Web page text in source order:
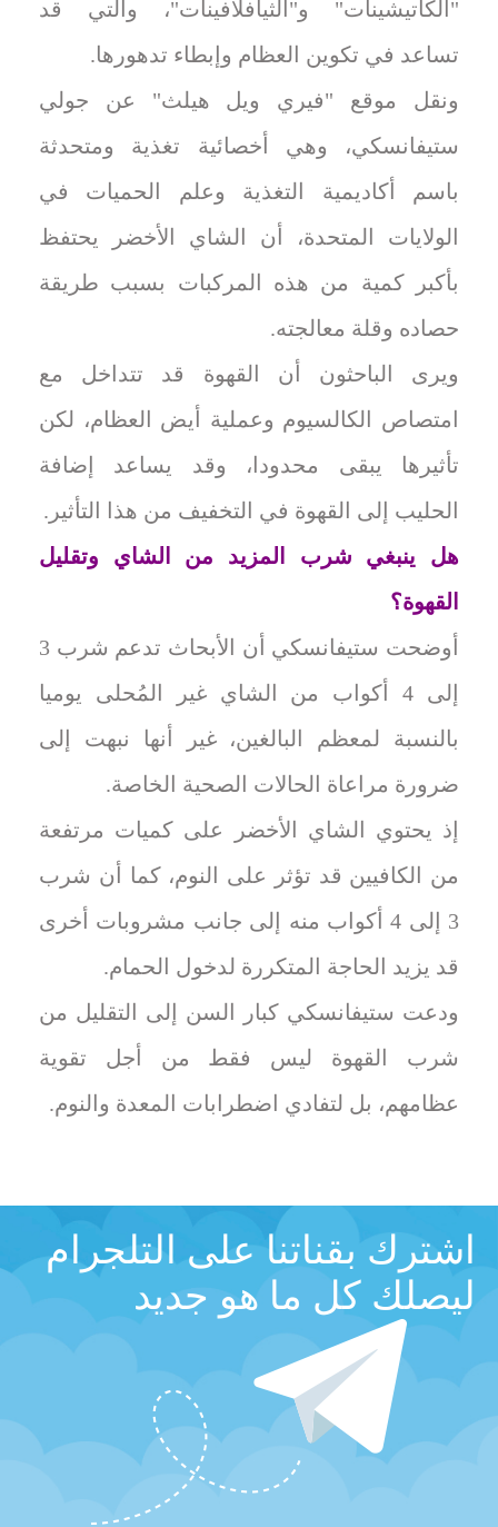
"الكاتيشينات" و"الثيافلافينات"، والتي قد
تساعد في تكوين العظام وإبطاء تدهورها.
ونقل موقع "فيري ويل هيلث" عن جولي
ستيفانسكي، وهي أخصائية تغذية ومتحدثة
باسم أكاديمية التغذية وعلم الحميات في
الولايات المتحدة، أن الشاي الأخضر يحتفظ
بأكبر كمية من هذه المركبات بسبب طريقة
حصاده وقلة معالجته.
ويرى الباحثون أن القهوة قد تتداخل مع
امتصاص الكالسيوم وعملية أيض العظام، لكن
تأثيرها يبقى محدودا، وقد يساعد إضافة
الحليب إلى القهوة في التخفيف من هذا التأثير.
هل ينبغي شرب المزيد من الشاي وتقليل
القهوة؟
أوضحت ستيفانسكي أن الأبحاث تدعم شرب 3
إلى 4 أكواب من الشاي غير المُحلى يوميا
بالنسبة لمعظم البالغين، غير أنها نبهت إلى
ضرورة مراعاة الحالات الصحية الخاصة.
إذ يحتوي الشاي الأخضر على كميات مرتفعة
من الكافيين قد تؤثر على النوم، كما أن شرب
3 إلى 4 أكواب منه إلى جانب مشروبات أخرى
قد يزيد الحاجة المتكررة لدخول الحمام.
ودعت ستيفانسكي كبار السن إلى التقليل من
شرب القهوة ليس فقط من أجل تقوية
عظامهم، بل لتفادي اضطرابات المعدة والنوم.
اشترك بقناتنا على التلجرام
ليصلك كل ما هو جديد